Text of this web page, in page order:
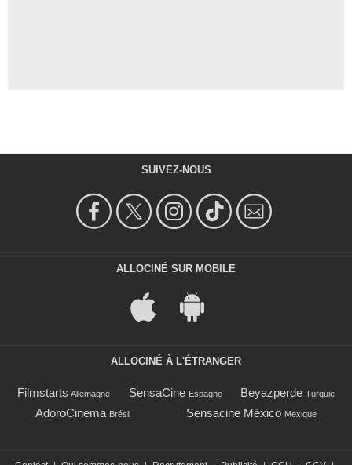
SUIVEZ-NOUS
ALLOCINÉ SUR MOBILE
ALLOCINÉ À L'ÉTRANGER
Filmstarts Allemagne SensaCine Espagne Beyazperde Turquie
AdoroCinema Brésil Sensacine México Mexique